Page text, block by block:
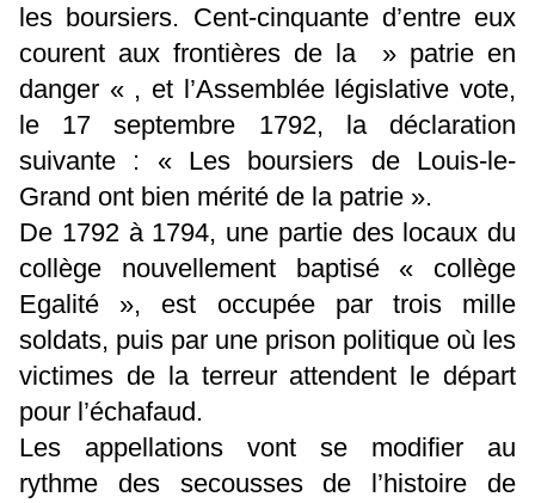
les boursiers. Cent-cinquante d’entre eux
courent aux frontières de la » patrie en
danger « , et l’Assemblée législative vote,
le 17 septembre 1792, la déclaration
suivante : « Les boursiers de Louis-le-
Grand ont bien mérité de la patrie ».
De 1792 à 1794, une partie des locaux du
collège nouvellement baptisé « collège
Egalité », est occupée par trois mille
soldats, puis par une prison politique où les
victimes de la terreur attendent le départ
pour l’échafaud.
Les appellations vont se modifier au
rythme des secousses de l’histoire de